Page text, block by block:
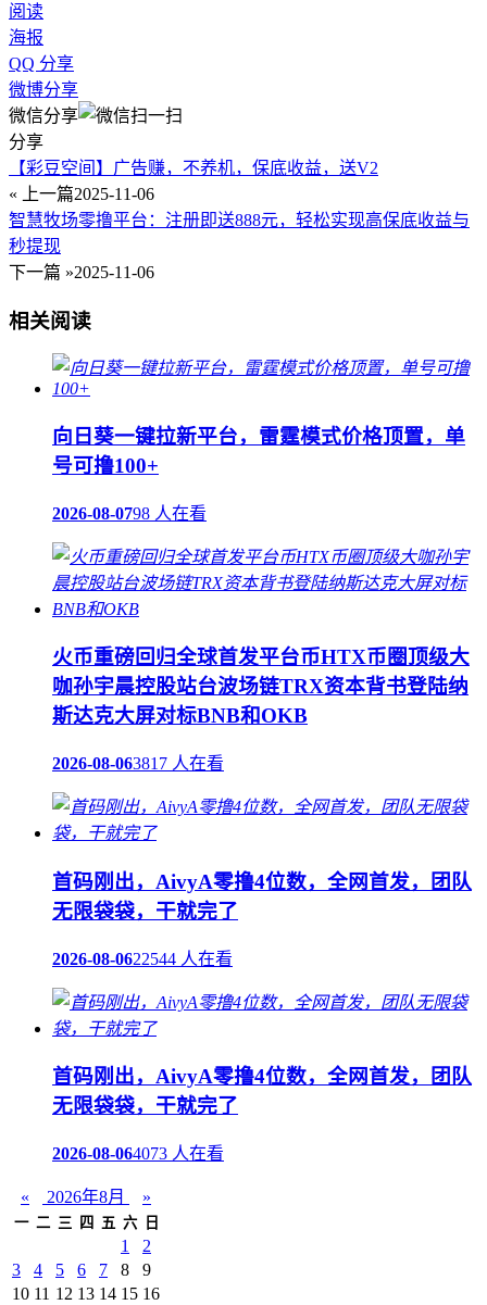
阅读
海报
QQ 分享
微博分享
微信分享
分享
【彩豆空间】广告赚，不养机，保底收益，送V2
« 上一篇2025-11-06
智慧牧场零撸平台：注册即送888元，轻松实现高保底收益与
秒提现
下一篇 »2025-11-06
相关阅读
向日葵一键拉新平台，雷霆模式价格顶置，单
号可撸100+
2026-08-0798 人在看
火币重磅回归全球首发平台币HTX币圈顶级大
咖孙宇晨控股站台波场链TRX资本背书登陆纳
斯达克大屏对标BNB和OKB
2026-08-063817 人在看
首码刚出，AivyA零撸4位数，全网首发，团队
无限袋袋，干就完了
2026-08-0622544 人在看
首码刚出，AivyA零撸4位数，全网首发，团队
无限袋袋，干就完了
2026-08-064073 人在看
« 2026年8月 »
一 二 三 四 五 六 日
1
2
3
4 5 6 7 8
9
10 11 12 13 14 15 16